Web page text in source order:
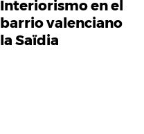
Interiorismo en el
barrio valenciano
la Saïdia